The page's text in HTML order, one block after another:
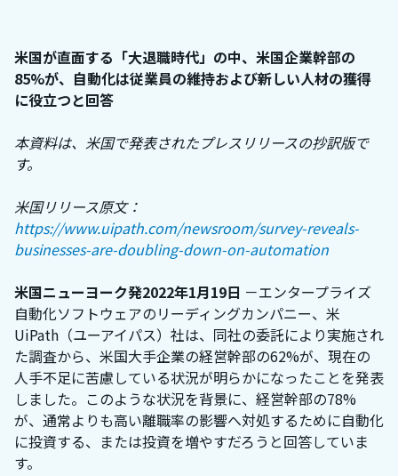
米国が直面する「大退職時代」の中、米国企業幹部の
85%が、自動化は従業員の維持および新しい人材の獲得
に役立つと回答
本資料は、米国で発表されたプレスリリースの抄訳版で
す。
米国リリース原文：
https://www.uipath.com/newsroom/survey-reveals-
businesses-are-doubling-down-on-automation
米国ニューヨーク発2022年1月19日 －エンタープライズ
自動化ソフトウェアのリーディングカンパニー、米
UiPath（ユーアイパス）社は、同社の委託により実施され
た調査から、米国大手企業の経営幹部の62%が、現在の
人手不足に苦慮している状況が明らかになったことを発表
しました。このような状況を背景に、経営幹部の78%
が、通常よりも高い離職率の影響へ対処するために自動化
に投資する、または投資を増やすだろうと回答していま
す。